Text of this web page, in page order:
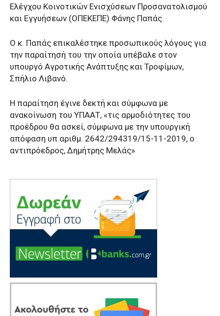
Ελέγχου Κοινοτικών Ενισχύσεων Προσανατολισμού
και Εγγυήσεων (ΟΠΕΚΕΠΕ) Φάνης Παπάς.
Ο κ. Παπάς επικαλέστηκε προσωπικούς λόγους για
την παραίτησή του την οποία υπέβαλε στον
υπουργό Αγροτικής Ανάπτυξης και Τροφίμων,
Σπήλιο Λιβανό.
Η παραίτηση έγινε δεκτή και σύμφωνα με
ανακοίνωση του ΥΠΑΑΤ, «τις αρμοδιότητες του
προέδρου θα ασκεί, σύμφωνα με την υπουργική
απόφαση υπ αριθμ. 2642/294319/15-11-2019, ο
αντιπρόεδρος, Δημήτρης Μελάς»